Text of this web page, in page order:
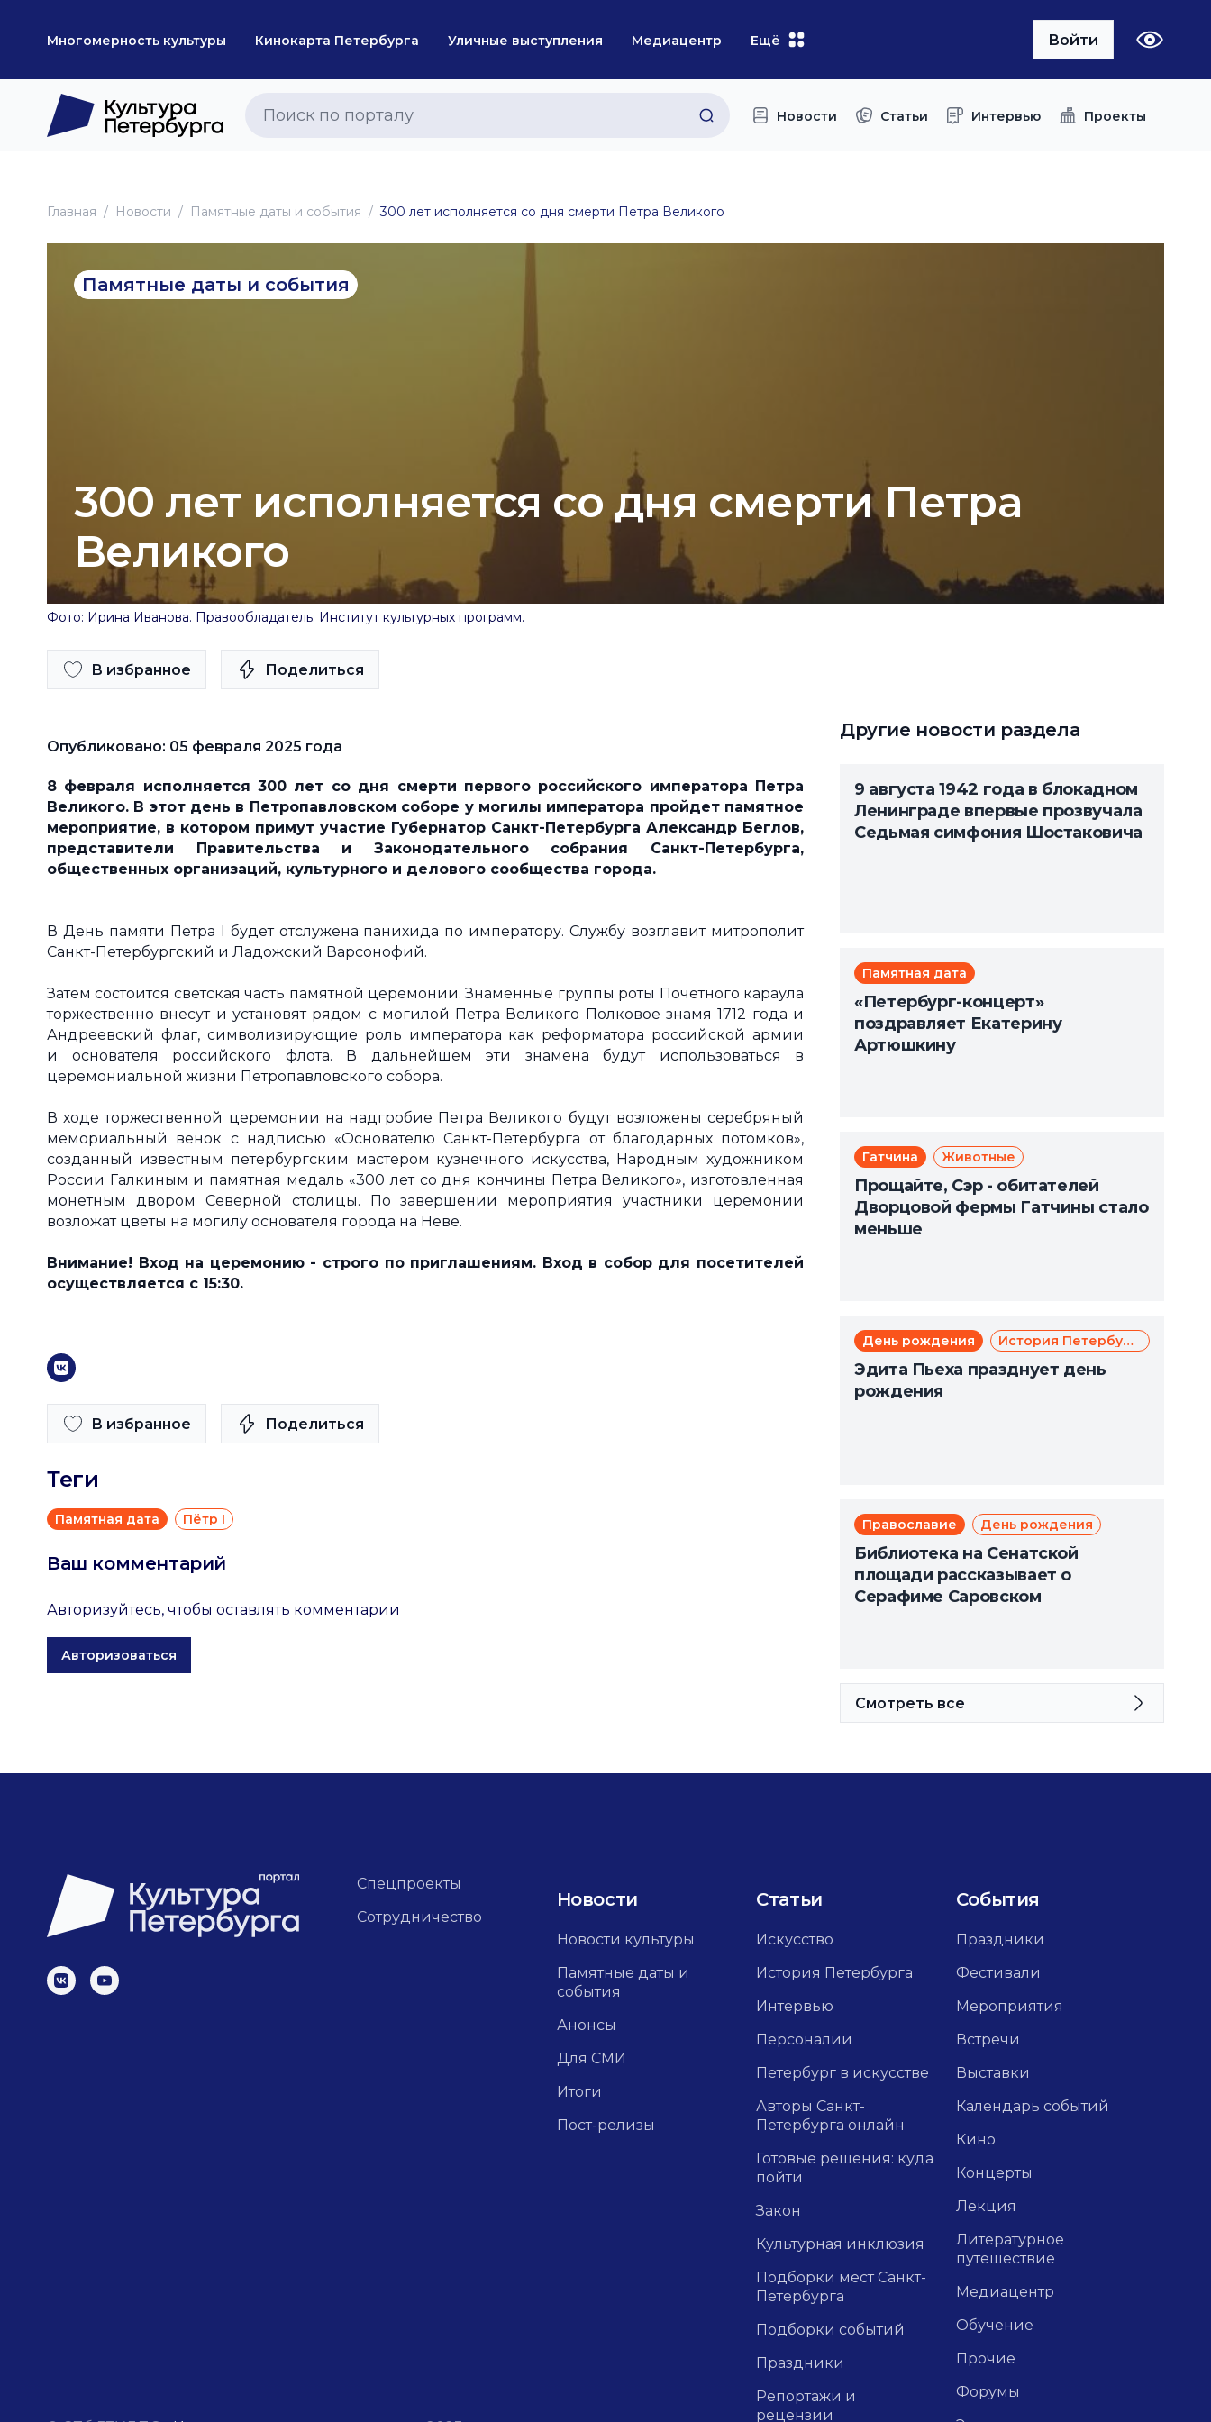
Многомерность культуры Кинокарта Петербурга Уличные выступления Медиацентр Ещё Войти
Новости Статьи Интервью Проекты
Главная Новоcти Памятные даты и события 300 лет исполняется со дня смерти Петра Великого
Памятные даты и события
300 лет исполняется со дня смерти Петра
Великого
Фото: Ирина Иванова. Правообладатель: Институт культурных программ.
В избранное Поделиться
Опубликовано: 05 февраля 2025 года
8 февраля исполняется 300 лет со дня смерти первого российского императора Петра
Великого. В этот день в Петропавловском соборе у могилы императора пройдет памятное
мероприятие, в котором примут участие Губернатор Санкт-Петербурга Александр Беглов,
представители Правительства и Законодательного собрания Санкт-Петербурга,
общественных организаций, культурного и делового сообщества города.
В День памяти Петра I будет отслужена панихида по императору. Службу возглавит митрополит
Санкт-Петербургский и Ладожский Варсонофий.
Затем состоится светская часть памятной церемонии. Знаменные группы роты Почетного караула
торжественно внесут и установят рядом с могилой Петра Великого Полковое знамя 1712 года и
Андреевский флаг, символизирующие роль императора как реформатора российской армии
и основателя российского флота. В дальнейшем эти знамена будут использоваться в
церемониальной жизни Петропавловского собора.
В ходе торжественной церемонии на надгробие Петра Великого будут возложены серебряный
мемориальный венок с надписью «Основателю Санкт-Петербурга от благодарных потомков»,
созданный известным петербургским мастером кузнечного искусства, Народным художником
России Галкиным и памятная медаль «300 лет со дня кончины Петра Великого», изготовленная
монетным двором Северной столицы. По завершении мероприятия участники церемонии
возложат цветы на могилу основателя города на Неве.
Внимание! Вход на церемонию - строго по приглашениям. Вход в собор для посетителей
осуществляется с 15:30.
В избранное Поделиться
Теги
Памятная дата Пётр I
Ваш комментарий
Авторизуйтесь, чтобы оставлять комментарии
Авторизоваться
Другие новости раздела
9 августа 1942 года в блокадном
Ленинграде впервые прозвучала
Седьмая симфония Шостаковича
Памятная дата
«Петербург-концерт»
поздравляет Екатерину
Артюшкину
Гатчина Животные
Прощайте, Сэр - обитателей
Дворцовой фермы Гатчины стало
меньше
День рождения История Петербурга
Эдита Пьеха празднует день
рождения
Православие День рождения
Библиотека на Сенатской
площади рассказывает о
Серафиме Саровском
Смотреть все
Спецпроекты
Сотрудничество
Новости
Новости культуры
Памятные даты и
события
Анонсы
Для СМИ
Итоги
Пост-релизы
Статьи
Искусство
История Петербурга
Интервью
Персоналии
Петербург в искусстве
Авторы Санкт-
Петербурга онлайн
Готовые решения: куда
пойти
Закон
Культурная инклюзия
Подборки мест Санкт-
Петербурга
Подборки событий
Праздники
Репортажи и
рецензии
События
Праздники
Фестивали
Мероприятия
Встречи
Выставки
Календарь событий
Кино
Концерты
Лекция
Литературное
путешествие
Медиацентр
Обучение
Прочие
Форумы